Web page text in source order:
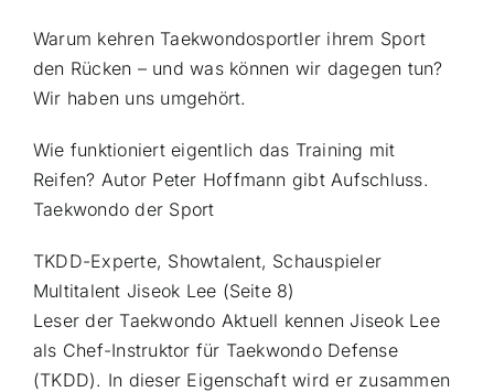
Warum kehren Taekwondosportler ihrem Sport
den Rücken – und was können wir dagegen tun?
Wir haben uns umgehört.
Wie funktioniert eigentlich das Training mit
Reifen? Autor Peter Hoffmann gibt Aufschluss.
Taekwondo der Sport
TKDD-Experte, Showtalent, Schauspieler
Multitalent Jiseok Lee (Seite 8)
Leser der Taekwondo Aktuell kennen Jiseok Lee
als Chef-Instruktor für Taekwondo Defense
(TKDD). In dieser Eigenschaft wird er zusammen